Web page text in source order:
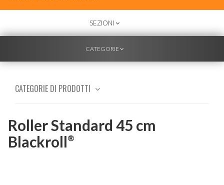
TOGGLE
NAVIGATION
SEZIONI
TOGGLE
CATEGORIE
CATEGORIE DI PRODOTTI
Roller Standard 45 cm
Blackroll®